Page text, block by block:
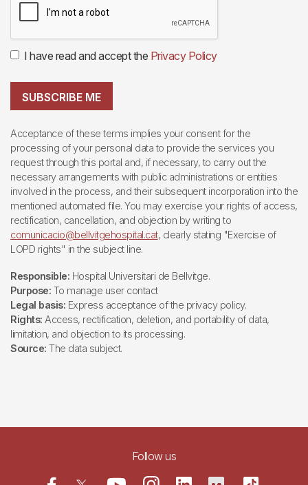
I have read and accept the Privacy Policy
SUBSCRIBE ME
Acceptance of these terms implies your consent for the
processing of your personal data to provide the services you
request through this portal and, if necessary, to carry out the
necessary arrangements with public administrations or entities
involved in the process, and their subsequent incorporation into the
mentioned automated file. You may exercise your rights of access,
rectification, cancellation, and objection by writing to
comunicacio@bellvitgehospital.cat, clearly stating "Exercise of
LOPD rights" in the subject line.
Responsible: Hospital Universitari de Bellvitge.
Purpose: To manage user contact
Legal basis: Express acceptance of the privacy policy.
Rights: Access, rectification, deletion, and portability of data,
limitation, and objection to its processing.
Source: The data subject.
Follow us